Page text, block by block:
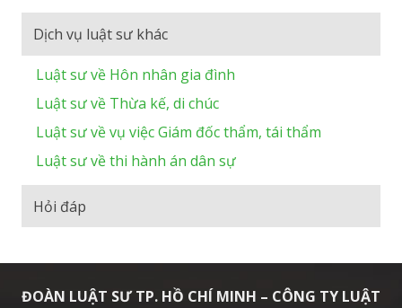
Dịch vụ luật sư khác
Luật sư về Hôn nhân gia đình
Luật sư về Thừa kế, di chúc
Luật sư về vụ việc Giám đốc thẩm, tái thẩm
Luật sư về thi hành án dân sự
Hỏi đáp
ĐOÀN LUẬT SƯ TP. HỒ CHÍ MINH – CÔNG TY LUẬT